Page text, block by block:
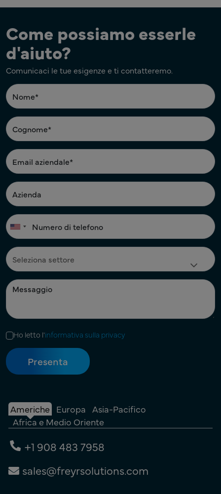
Come possiamo esserle
d'aiuto?
Comunicaci le tue esigenze e ti contatteremo.
Ho letto l'informativa sulla privacy
Americhe Europa Asia-Pacifico
Africa e Medio Oriente
+1 908 483 7958
sales@freyrsolutions.com